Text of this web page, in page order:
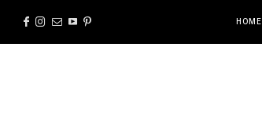
HOME